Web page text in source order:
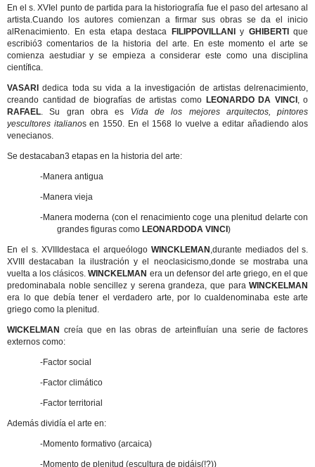
En el s. XVIel punto de partida para la historiografía fue el paso del artesano al
artista.Cuando los autores comienzan a firmar sus obras se da el inicio
alRenacimiento. En esta etapa destaca
FILIPPOVILLANI y GHIBERTI que
escribió3 comentarios de la historia del arte. En este momento el arte se
comienza aestudiar y se empieza a considerar este como una disciplina
científica.
VASARI dedica toda su vida a la investigación de artistas delrenacimiento,
creando cantidad de biografías de artistas como LEONARDO DA VINCI , o
RAFAEL. Su gran obra es Vida de los mejores arquitectos, pintores
yescultores italianos en 1550. En el 1568 lo vuelve a editar añadiendo alos
venecianos.
Se destacaban3 etapas en la historia del arte:
-Manera antigua
-Manera vieja
-Manera moderna (con el renacimiento coge una plenitud delarte con
grandes figuras como LEONARDODA VINCI )
En el s. XVIIIdestaca el arqueólogo WINCKLEMAN ,durante mediados del s.
XVIII destacaban la ilustración y el neoclasicismo,donde se mostraba una
vuelta a los clásicos.WINCKELMAN era un defensor del arte griego, en el que
predominabala noble sencillez y serena grandeza, que paraWINCKELMAN
era lo que debía tener el verdadero arte, por lo cualdenominaba este arte
griego como la plenitud.
WICKELMAN creía que en las obras de arteinfluían una serie de factores
externos como:
-Factor social
-Factor climático
-Factor territorial
Además dividía el arte en:
-Momento formativo (arcaica)
-Momento de plenitud (escultura de pidáis(!?))